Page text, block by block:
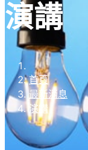
演講
首頁
最新消息
演講